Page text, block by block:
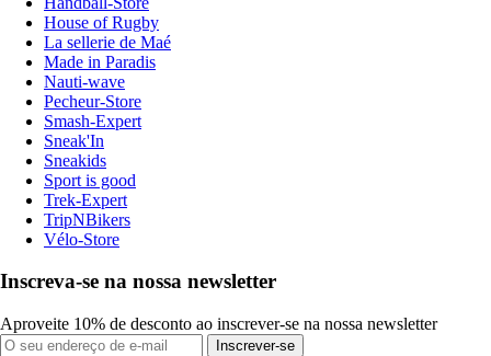
House of Rugby
La sellerie de Maé
Made in Paradis
Nauti-wave
Pecheur-Store
Smash-Expert
Sneak'In
Sneakids
Sport is good
Trek-Expert
TripNBikers
Vélo-Store
Inscreva-se na nossa newsletter
Aproveite 10% de desconto ao inscrever-se na nossa newsletter
Inscrever-se